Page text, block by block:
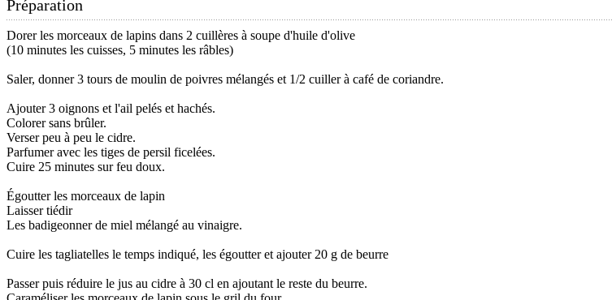
Préparation
Dorer les morceaux de lapins dans 2 cuillères à soupe d'huile d'olive
(10 minutes les cuisses, 5 minutes les râbles)
Saler, donner 3 tours de moulin de poivres mélangés et 1/2 cuiller à café de coriandre.
Ajouter 3 oignons et l'ail pelés et hachés.
Colorer sans brûler.
Verser peu à peu le cidre.
Parfumer avec les tiges de persil ficelées.
Cuire 25 minutes sur feu doux.
Égoutter les morceaux de lapin
Laisser tiédir
Les badigeonner de miel mélangé au vinaigre.
Cuire les tagliatelles le temps indiqué, les égoutter et ajouter 20 g de beurre
Passer puis réduire le jus au cidre à 30 cl en ajoutant le reste du beurre.